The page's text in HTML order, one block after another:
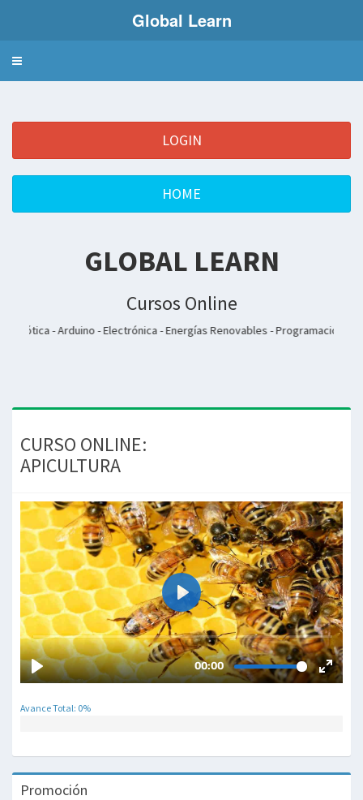
Global Learn
Toggle
LOGIN
HOME
GLOBAL LEARN
Cursos Online
- Electrónica - Energías Renovables - Programación - Inglés -
CURSO ONLINE:
APICULTURA
Avance Total: 0%
Promoción